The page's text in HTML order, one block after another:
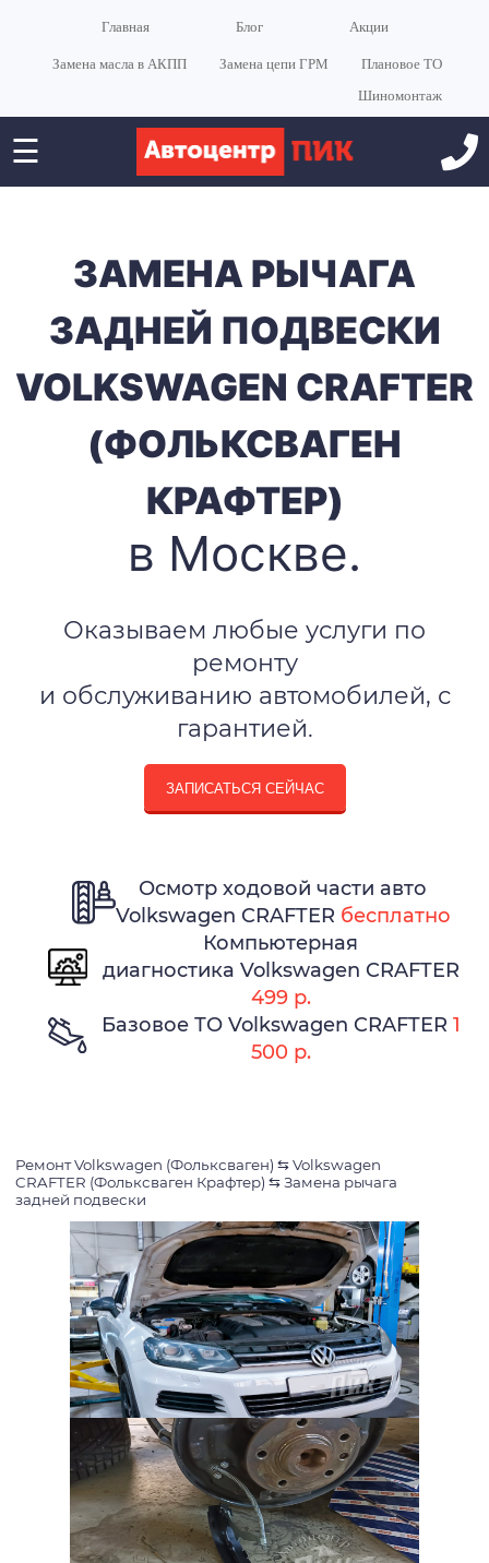
Главная Блог Акции
Замена масла в АКПП Замена цепи ГРМ
Плановое ТО
Шиномонтаж
☰
ЗАМЕНА РЫЧАГА
ЗАДНЕЙ ПОДВЕСКИ
VOLKSWAGEN CRAFTER
(ФОЛЬКСВАГЕН
КРАФТЕР)
в Москве.
Оказываем любые услуги по
ремонту
и обслуживанию автомобилей, с
гарантией.
ЗАПИСАТЬСЯ СЕЙЧАС
Осмотр ходовой части авто
Volkswagen CRAFTER бесплатно
Компьютерная
диагностика Volkswagen CRAFTER
499 р.
Базовое ТО Volkswagen CRAFTER 1
500 р.
Ремонт Volkswagen (Фольксваген) ⇆ Volkswagen
CRAFTER (Фольксваген Крафтер) ⇆ Замена рычага
задней подвески